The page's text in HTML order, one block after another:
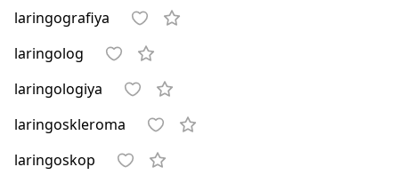
laringografiya
laringolog
laringologiya
laringoskleroma
laringoskop